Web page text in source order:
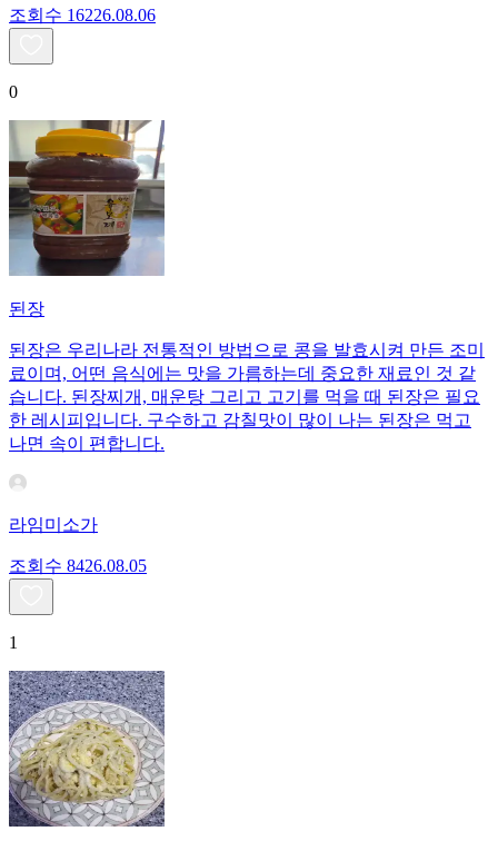
조회수 16226.08.06
0
된장
된장은 우리나라 전통적인 방법으로 콩을 발효시켜 만든 조미
료이며, 어떤 음식에는 맛을 가름하는데 중요한 재료인 것 같
습니다. 된장찌개, 매운탕 그리고 고기를 먹을 때 된장은 필요
한 레시피입니다. 구수하고 감칠맛이 많이 나는 된장은 먹고
나면 속이 편합니다.
라임미소가
조회수 8426.08.05
1